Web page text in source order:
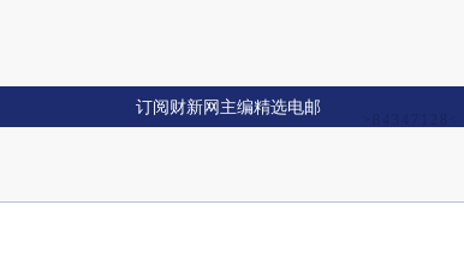
订阅财新网主编精选电邮